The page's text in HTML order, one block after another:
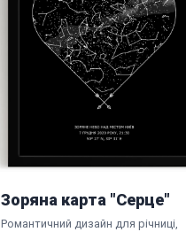
Зоряна карта "Серце"
Романтичний дизайн для річниці,